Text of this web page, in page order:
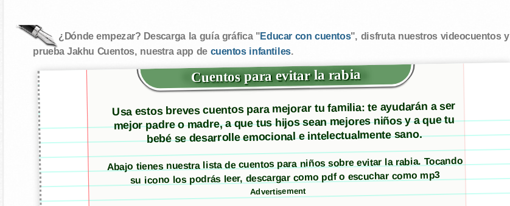
¿Dónde empezar? Descarga la guía gráfica "Educar con cuentos", disfruta nuestros videocuentos y
prueba Jakhu Cuentos, nuestra app de cuentos infantiles.
Cuentos para evitar la rabia
Usa estos breves cuentos para mejorar tu familia: te ayudarán a ser
mejor padre o madre, a que tus hijos sean mejores niños y a que tu
bebé se desarrolle emocional e intelectualmente sano.
Abajo tienes nuestra lista de cuentos para niños sobre evitar la rabia. Tocando
su icono los podrás leer, descargar como pdf o escuchar como mp3
Advertisement